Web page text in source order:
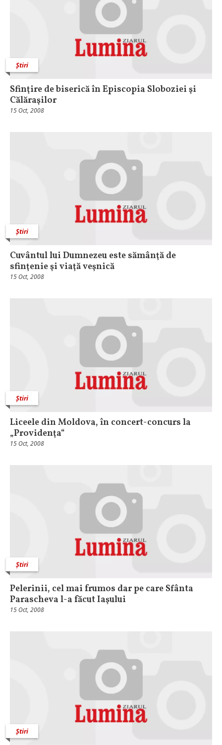
Știri
Sfinţire de biserică în Episcopia Sloboziei şi
Călăraşilor
15 Oct, 2008
Știri
Cuvântul lui Dumnezeu este sămânţă de
sfinţenie şi viaţă veşnică
15 Oct, 2008
Știri
Liceele din Moldova, în concert-concurs la
„Providenţa“
15 Oct, 2008
Știri
Pelerinii, cel mai frumos dar pe care Sfânta
Parascheva l-a făcut Iaşului
15 Oct, 2008
Știri